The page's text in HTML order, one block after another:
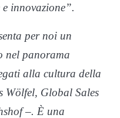
innovazione”.
per noi un
nel panorama
alla cultura della
Wölfel, Global Sales
–. È una